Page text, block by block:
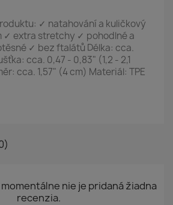
✓ natahování a kuličkový
✓ extra stretchy ✓ pohodlné a
✓ bez ftalátů Délka: cca.
cca. 0,47 - 0,83" (1,2 - 2,1
cca. 1,57" (4 cm) Materiál: TPE
nie je pridaná žiadna
recenzia.